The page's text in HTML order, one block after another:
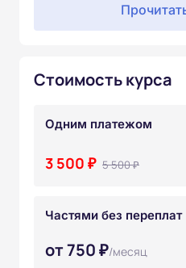
Стоимость курса
Одним платежом
3 500 ₽ 5 500 ₽
Частями без переплат
от 750 ₽/месяц